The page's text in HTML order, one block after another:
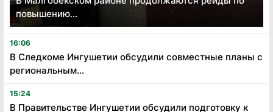
повышению...
16:06
В Следкоме Ингушетии обсудили совместные планы с
региональным...
15:24
В Правительстве Ингушетии обсудили подготовку к